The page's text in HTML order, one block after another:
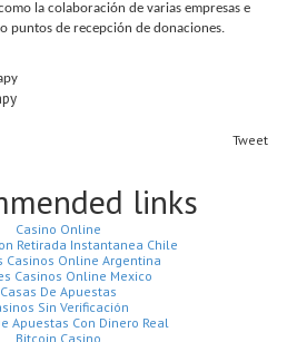
la colaboración de varias empresas e
puntos de recepción de donaciones.
Tweet
links
Casino Online
Retirada Instantanea Chile
Casinos Online Argentina
Casinos Online Mexico
Casas De Apuestas
Sin Verificación
Apuestas Con Dinero Real
Bitcoin Casino